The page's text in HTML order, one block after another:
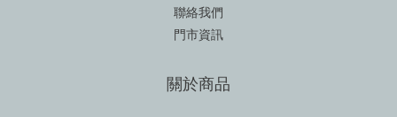
聯絡我們
門市資訊
關於商品